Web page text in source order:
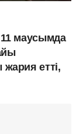
маусымда
етті,